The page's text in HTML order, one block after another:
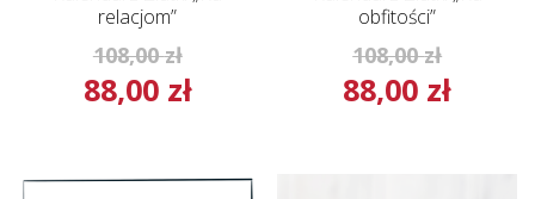
relacjom”
108,00zł
88,00 zł
88,00 zł.
obfitości”
108,00zł
88,00 zł